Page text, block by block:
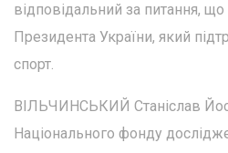
відповідальний за питання,
Президента України, який
спорт.
ВІЛЬЧИНСЬКИЙ Станіслав
Національного фонду